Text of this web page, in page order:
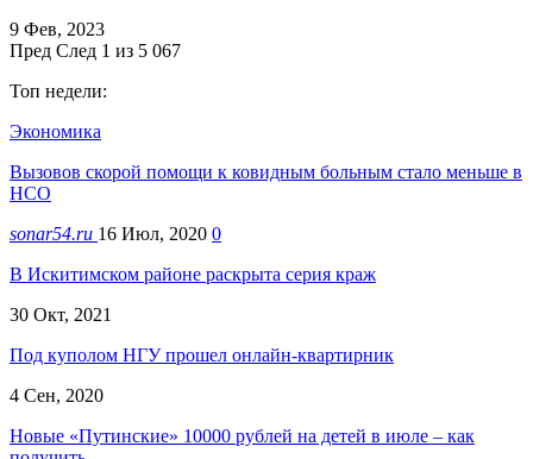
9 Фев, 2023
Пред След 1 из 5 067
Топ недели:
Экономика
Вызовов скорой помощи к ковидным больным стало меньше в
НСО
sonar54.ru 16 Июл, 2020 0
В Искитимском районе раскрыта серия краж
30 Окт, 2021
Под куполом НГУ прошел онлайн-квартирник
4 Сен, 2020
Новые «Путинские» 10000 рублей на детей в июле – как